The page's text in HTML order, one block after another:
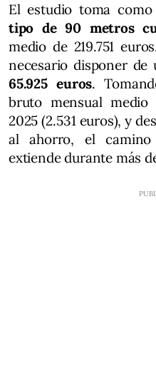
El estudio toma
tipo de 90 metros
medio de 219.751
necesario disponer de
65.925 euros.
bruto mensual
2025 (2.531 euros), y
al ahorro, el
extiende durante más